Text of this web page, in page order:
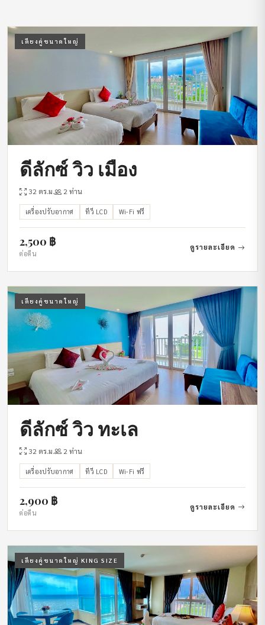
เตียงคู่ขนาดใหญ่
ดีลักซ์ วิว เมือง
32 ตร.ม. 2 ท่าน
เครื่องปรับอากาศ ทีวี LCD Wi-Fi ฟรี
2,500 ฿
ต่อคืน
ดูรายละเอียด
เตียงคู่ขนาดใหญ่
ดีลักซ์ วิว ทะเล
32 ตร.ม. 2 ท่าน
เครื่องปรับอากาศ ทีวี LCD Wi-Fi ฟรี
2,900 ฿
ต่อคืน
ดูรายละเอียด
เตียงคู่ขนาดใหญ่ KING SIZE